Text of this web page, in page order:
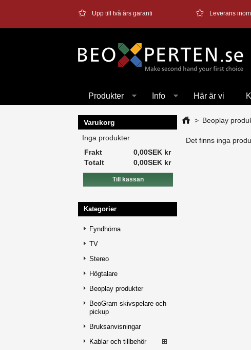
✩ Upp till två års garanti ✩ Leverans
Produkter Info Här är vi
Varukorg
Inga produkter
0,00SEK kr
Frakt
0,00SEK kr
Totalt
Till kassan
Kategorier
Fyndhörna
TV
Stereo
Högtalare
Beoplay produkter
BeoGram skivspelare och
pickup
Bruksanvisningar
Kablar och tillbehör
> Beoplay
Det finns inga